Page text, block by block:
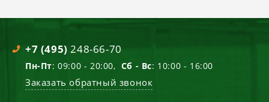
+7 (495) 248-66-70
Пн-Пт: 09:00 - 20:00, Сб - Вс: 10:00 - 16:00
Заказать обратный звонок